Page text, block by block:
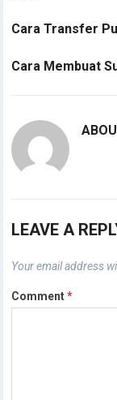
Cara Transfer
Cara Membuat
LEAVE A
Your email address
Comment*